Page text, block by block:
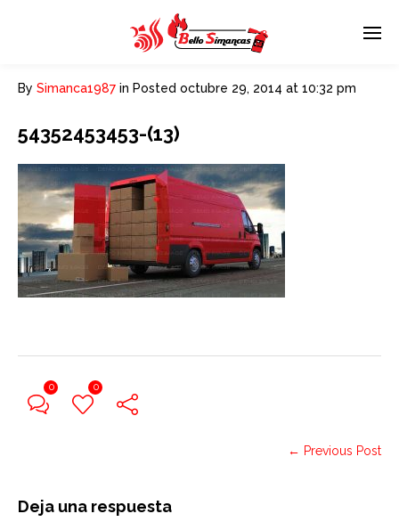
By Simanca1987 in Posted octubre 29, 2014 at 10:32 pm
54352453453-(13)
0 0
← Previous Post
Deja una respuesta